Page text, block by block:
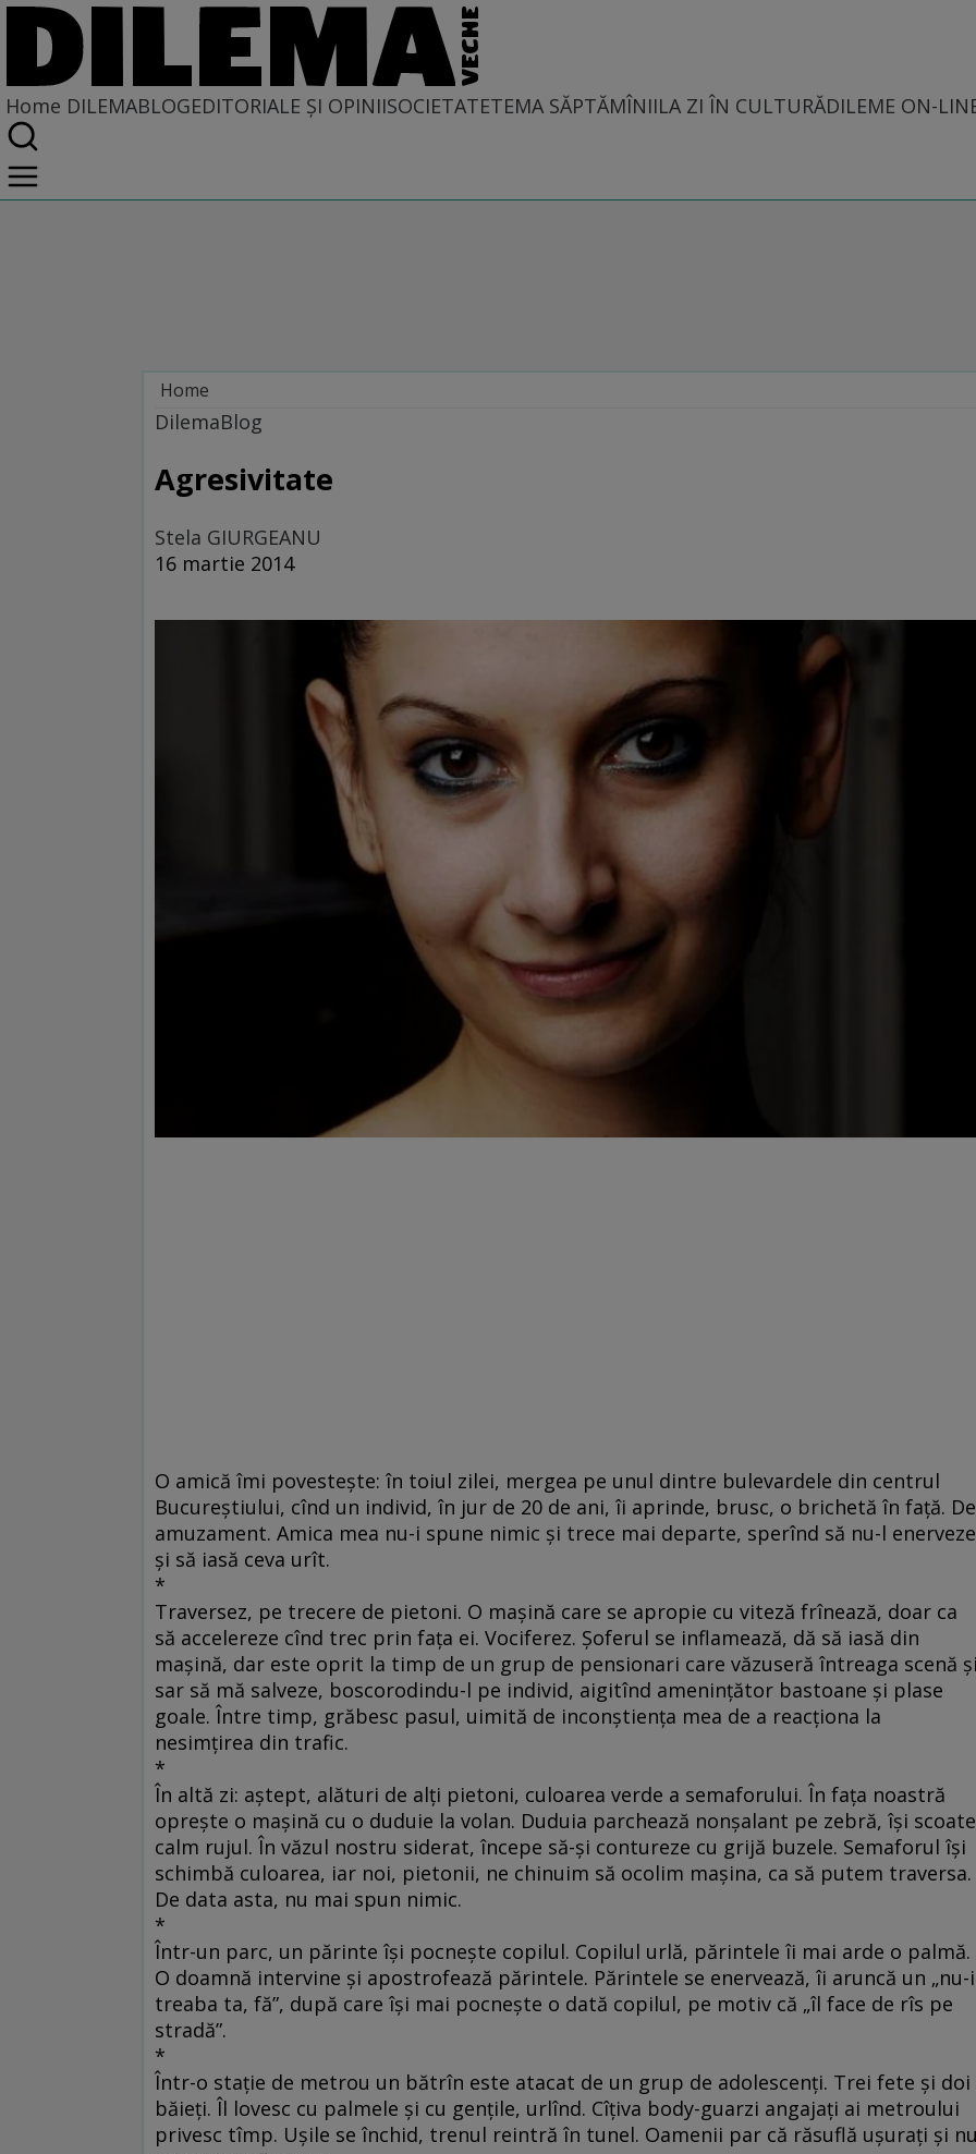
Home DILEMABLOGEDITORIALE ȘI OPINIISOCIETATETEMA SĂPTĂMÎNIILA ZI ÎN CULTURĂDILEME ON-
Home
DILEMABLOG
DilemaBlog
Agresivitate
Stela GIURGEANU
16 martie 2014
O amică îmi povesteşte: în toiul zilei, mergea pe unul dintre bulevardele din centrul
Bucureştiului, cînd un individ, în jur de 20 de ani, îi aprinde, brusc, o brichetă în faţă. De
amuzament. Amica mea nu-i spune nimic şi trece mai departe, sperînd să nu-l enerveze
şi să iasă ceva urît.
*
Traversez, pe trecere de pietoni. O maşină care se apropie cu viteză frînează, doar ca
să accelereze cînd trec prin faţa ei. Vociferez. Şoferul se inflamează, dă să iasă din
maşină, dar este oprit la timp de un grup de pensionari care văzuseră întreaga scenă
sar să mă salveze, boscorodindu-l pe individ, aigitînd ameninţător bastoane şi plase
goale. Între timp, grăbesc pasul, uimită de inconştienţa mea de a reacţiona la
nesimţirea din trafic.
*
În altă zi: aştept, alături de alţi pietoni, culoarea verde a semaforului. În faţa noastră
opreşte o maşină cu o duduie la volan. Duduia parchează nonşalant pe zebră, îşi scoate
calm rujul. În văzul nostru siderat, începe să-şi contureze cu grijă buzele. Semaforul îşi
schimbă culoarea, iar noi, pietonii, ne chinuim să ocolim maşina, ca să putem traversa.
De data asta, nu mai spun nimic.
*
Într-un parc, un părinte îşi pocneşte copilul. Copilul urlă, părintele îi mai arde o palmă.
O doamnă intervine şi apostrofează părintele. Părintele se enervează, îi aruncă un „nu-i
treaba ta, fă”, după care îşi mai pocneşte o dată copilul, pe motiv că „îl face de rîs pe
stradă”.
*
Într-o staţie de metrou un bătrîn este atacat de un grup de adolescenţi. Trei fete şi doi
băieţi. Îl lovesc cu palmele şi cu genţile, urlînd. Cîţiva body-guarzi angajaţi ai metroului
privesc tîmp. Uşile se închid, trenul reintră în tunel. Oamenii par că răsuflă uşuraţi şi